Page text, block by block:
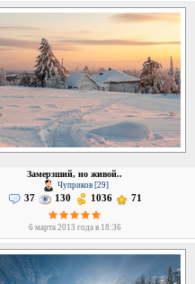
Замерзший, но живой..
Чуприков [29]
37 130 1036 71
6 марта 2013 года в 18:36